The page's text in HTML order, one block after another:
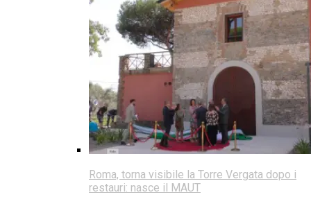
Roma, torna visibile la Torre Vergata dopo i
restauri: nasce il MAUT